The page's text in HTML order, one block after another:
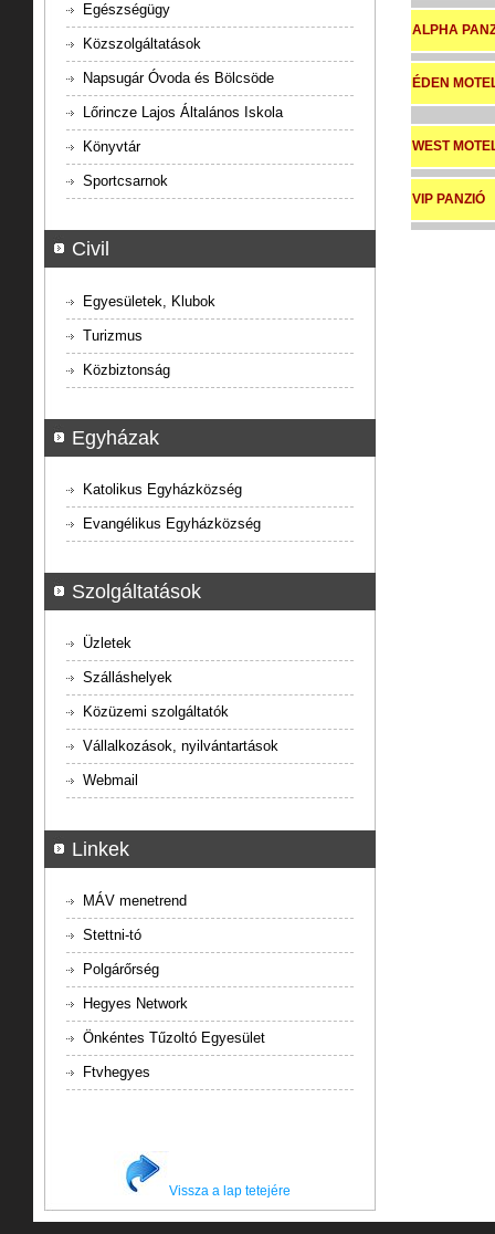
ALPHA
ÉDEN
WEST
VIP PANZIÓ
Egészségügy
Közszolgáltatások
Napsugár Óvoda és Bölcsöde
Lőrincze Lajos Általános Iskola
Könyvtár
Sportcsarnok
Civil
Egyesületek, Klubok
Turizmus
Közbiztonság
Egyházak
Katolikus Egyházközség
Evangélikus Egyházközség
Szolgáltatások
Üzletek
Szálláshelyek
Közüzemi szolgáltatók
Vállalkozások, nyilvántartások
Webmail
Linkek
MÁV menetrend
Stettni-tó
Polgárőrség
Hegyes Network
Önkéntes Tűzoltó Egyesület
Ftvhegyes
Vissza a lap tetejére